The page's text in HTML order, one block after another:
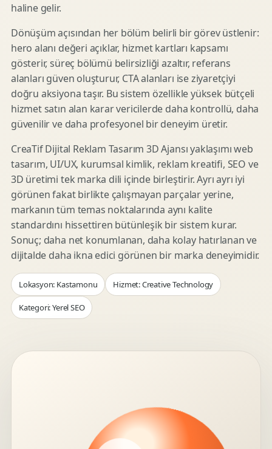
haline gelir.
Dönüşüm açısından her bölüm belirli bir görev üstlenir:
hero alanı değeri açıklar, hizmet kartları kapsamı
gösterir, süreç bölümü belirsizliği azaltır, referans
alanları güven oluşturur, CTA alanları ise ziyaretçiyi
doğru aksiyona taşır. Bu sistem özellikle yüksek bütçeli
hizmet satın alan karar vericilerde daha kontrollü, daha
güvenilir ve daha profesyonel bir deneyim üretir.
CreaTif Dijital Reklam Tasarım 3D Ajansı yaklaşımı web
tasarım, UI/UX, kurumsal kimlik, reklam kreatifi, SEO ve
3D üretimi tek marka dili içinde birleştirir. Ayrı ayrı iyi
görünen fakat birlikte çalışmayan parçalar yerine,
markanın tüm temas noktalarında aynı kalite
standardını hissettiren bütünleşik bir sistem kurar.
Sonuç; daha net konumlanan, daha kolay hatırlanan ve
dijitalde daha ikna edici görünen bir marka deneyimidir.
Lokasyon: Kastamonu Hizmet: Creative Technology
Kategori: Yerel SEO